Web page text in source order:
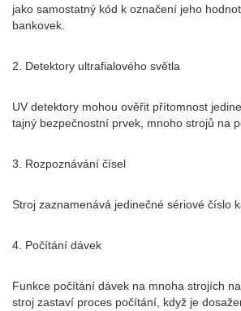
jako samostatný kód k označení jeho
bankovek.
2. Detektory ultrafialového světla
UV detektory mohou ověřit přítomnost
tajný bezpečnostní prvek, mnoho strojů na
3. Rozpoznávání čísel
Stroj zaznamenává jedinečné sériové číslo
4. Počítání dávek
Funkce počítání dávek na mnoha strojích
stroj zastaví proces počítání, když je